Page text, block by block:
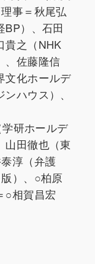
事＝秋尾弘
BP）、石田
貴之（NHK
、佐藤隆信
文化ホールデ
ハウス）、
学研ホールデ
山田徹也（東
淳（弁護
）、○柏原
○相賀昌宏